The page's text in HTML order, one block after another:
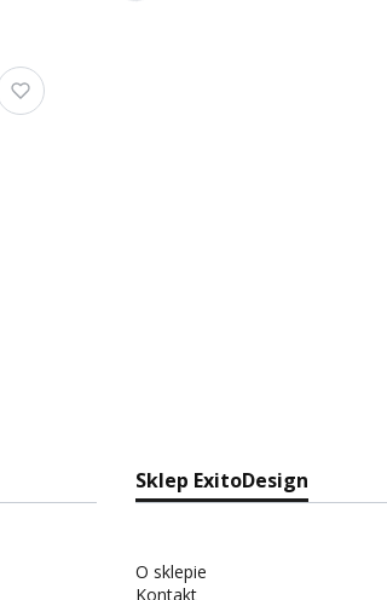
Sklep ExitoDesign
O sklepie
Kontakt